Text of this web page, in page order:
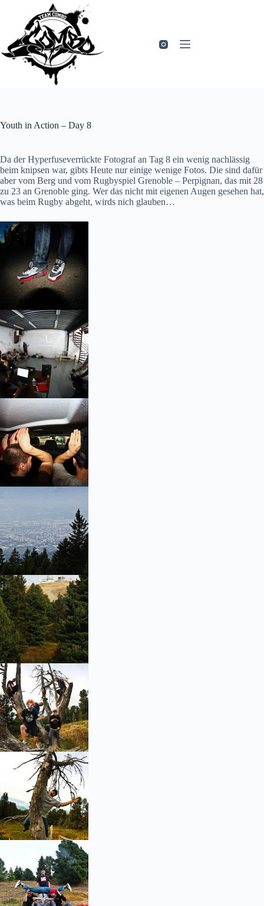
springen
Youth in Action – Day 8
Da der Hyperfuseverrückte Fotograf an Tag 8 ein wenig nachlässig
beim knipsen war, gibts Heute nur einige wenige Fotos. Die sind dafür
aber vom Berg und vom Rugbyspiel Grenoble – Perpignan, das mit 28
zu 23 an Grenoble ging. Wer das nicht mit eigenen Augen gesehen hat,
was beim Rugby abgeht, wirds nich glauben…